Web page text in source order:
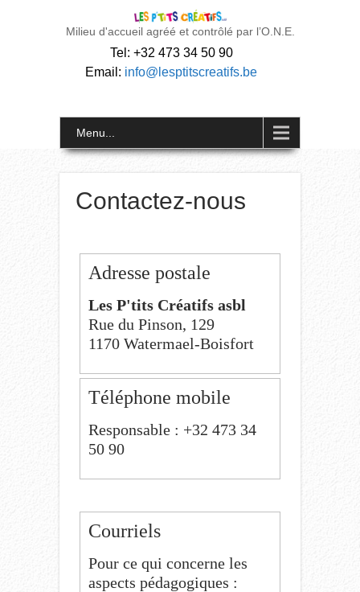
Milieu d'accueil agréé et contrôlé par l’O.N.E.
Tel: +32 473 34 50 90
Email: info@lesptitscreatifs.be
Menu...
Contactez-nous
Adresse postale
Les P'tits Créatifs asbl
Rue du Pinson, 129
1170 Watermael-Boisfort
Téléphone mobile
Responsable : +32 473 34
50 90
Courriels
Pour ce qui concerne les
aspects pédagogiques :